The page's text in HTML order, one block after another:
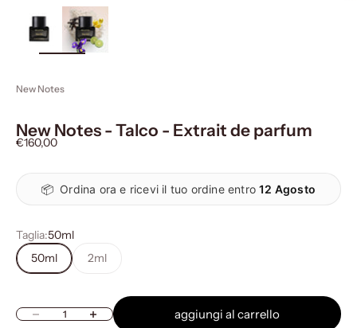
ingrandisci
immagine
New Notes
New Notes - Talco - Extrait de parfum
Prezzo scontato
€160,00
📦 Ordina ora e ricevi il tuo ordine entro12 Agosto
Taglia:50ml
50ml
2ml
Diminuisci quantitàAumenta quantità aggiungi al carrello